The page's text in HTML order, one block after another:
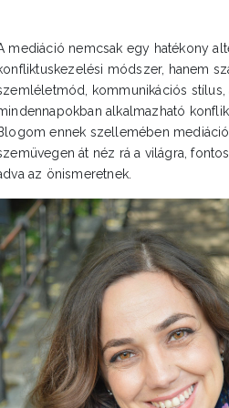
mediáció nemcsak egy hatékony
módszer, hanem
kommunikációs stílus,
alkalmazható
ennek szellemében
át néz rá a világra,
az önismeretnek.